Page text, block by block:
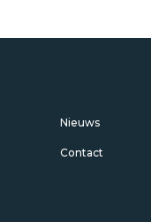
Nieuws
Contact